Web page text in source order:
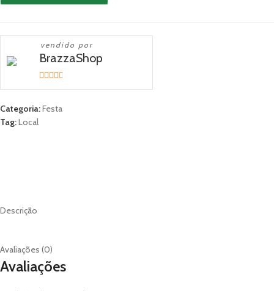
vendido por
BrazzaShop
2.33
5
Categoria:Festa
Tag:Local
Descrição
Avaliações (0)
Avaliações